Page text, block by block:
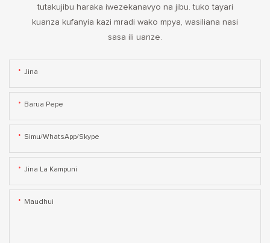
tutakujibu haraka iwezekanavyo na jibu. tuko tayari
kuanza kufanyia kazi mradi wako mpya, wasiliana nasi
sasa ili uanze.
Jina
Barua Pepe
Simu/WhatsApp/Skype
Jina La Kampuni
Maudhui